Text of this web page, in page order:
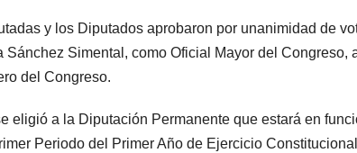
y los Diputados aprobaron por unanimidad de
Sánchez Simental, como Oficial Mayor del Congreso,
del Congreso.
eligió a la Diputación Permanente que estará en
Periodo del Primer Año de Ejercicio